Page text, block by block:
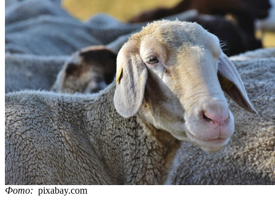
Фото: pixabay.com